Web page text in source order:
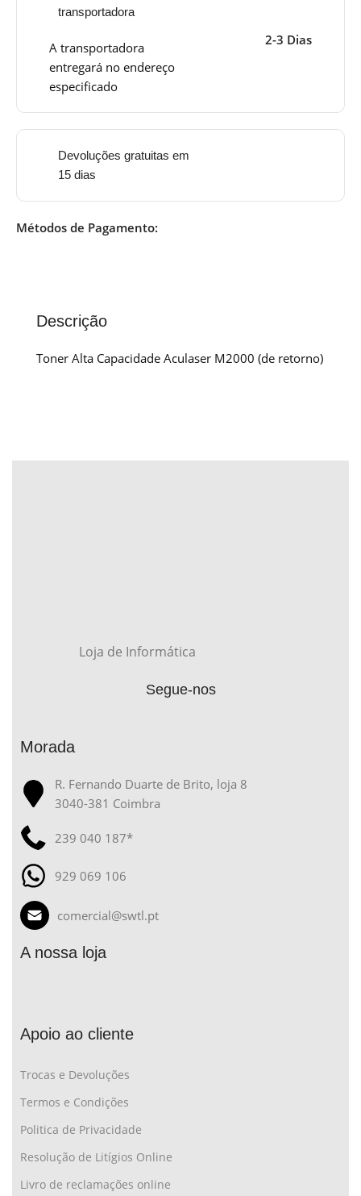
transportadora
A transportadora
entregará no endereço
especificado
2-3 Dias
Devoluções gratuitas em
15 dias
Métodos de Pagamento:
Descrição
Toner Alta Capacidade Aculaser M2000 (de retorno)
Loja de Informática
Segue-nos
Morada
R. Fernando Duarte de Brito, loja 8
3040-381 Coimbra
239 040 187*
929 069 106
comercial@swtl.pt
A nossa loja
Apoio ao cliente
Trocas e Devoluções
Termos e Condições
Politica de Privacidade
Resolução de Litígios Online
Livro de reclamações online